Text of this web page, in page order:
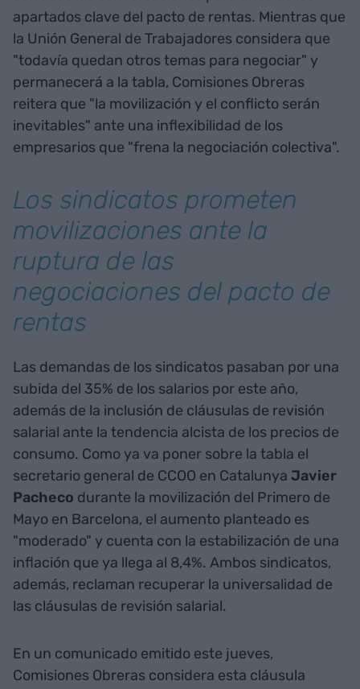
apartados clave del pacto de rentas. Mientras que
la Unión General de Trabajadores considera que
"todavía quedan otros temas para negociar" y
permanecerá a la tabla, Comisiones Obreras
reitera que "la movilización y el conflicto serán
inevitables" ante una inflexibilidad de los
empresarios que "frena la negociación colectiva".
Los sindicatos prometen
movilizaciones ante la
ruptura de las
negociaciones del pacto de
rentas
Las demandas de los sindicatos pasaban por una
subida del 35% de los salarios por este año,
además de la inclusión de cláusulas de revisión
salarial ante la tendencia alcista de los precios de
consumo. Como ya va poner sobre la tabla el
secretario general de CCOO en Catalunya Javier
Pacheco durante la movilización del Primero de
Mayo en Barcelona, el aumento planteado es
"moderado" y cuenta con la estabilización de una
inflación que ya llega al 8,4%. Ambos sindicatos,
además, reclaman recuperar la universalidad de
las cláusulas de revisión salarial.
En un comunicado emitido este jueves,
Comisiones Obreras considera esta cláusula